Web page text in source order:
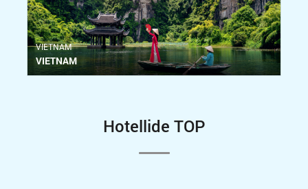
VIETNAM
VIETNAM
Hotellide TOP